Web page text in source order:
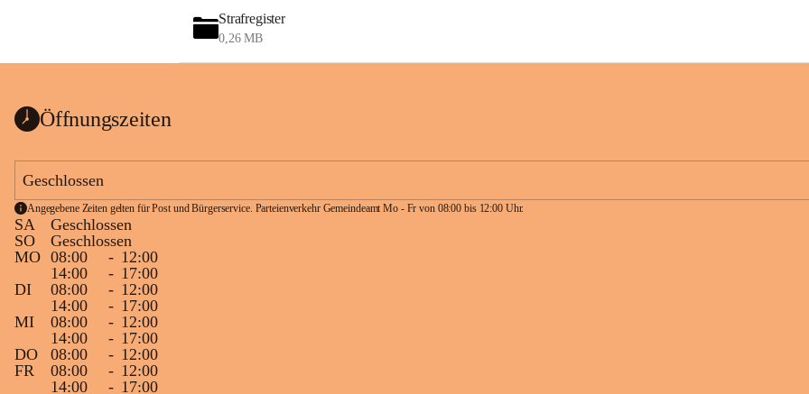
Strafregister
0,26 MB
Öffnungszeiten
Geschlossen
Angegebene Zeiten gelten für Post und Bürgerservice. Parteienverkehr Gemeindeamt Mo - Fr von 08:00 bis 12:00 Uhr.
SA
Geschlossen
SO
Geschlossen
MO 08:00 - 12:00
14:00
- 17:00
DI
08:00 - 12:00
14:00
- 17:00
MI
08:00 - 12:00
14:00
- 17:00
DO
08:00 - 12:00
FR
08:00 - 12:00
14:00
- 17:00